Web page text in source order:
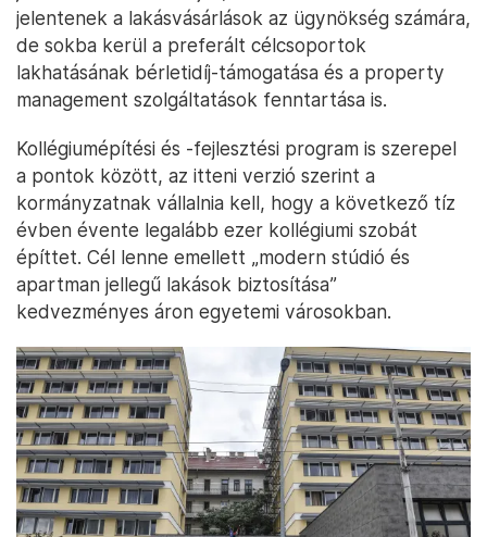
jelentenek a lakásvásárlások az ügynökség számára,
de sokba kerül a preferált célcsoportok
lakhatásának bérletidíj-támogatása és a property
management szolgáltatások fenntartása is.
Kollégiumépítési és -fejlesztési program is szerepel
a pontok között, az itteni verzió szerint a
kormányzatnak vállalnia kell, hogy a következő tíz
évben évente legalább ezer kollégiumi szobát
építtet. Cél lenne emellett „modern stúdió és
apartman jellegű lakások biztosítása”
kedvezményes áron egyetemi városokban.